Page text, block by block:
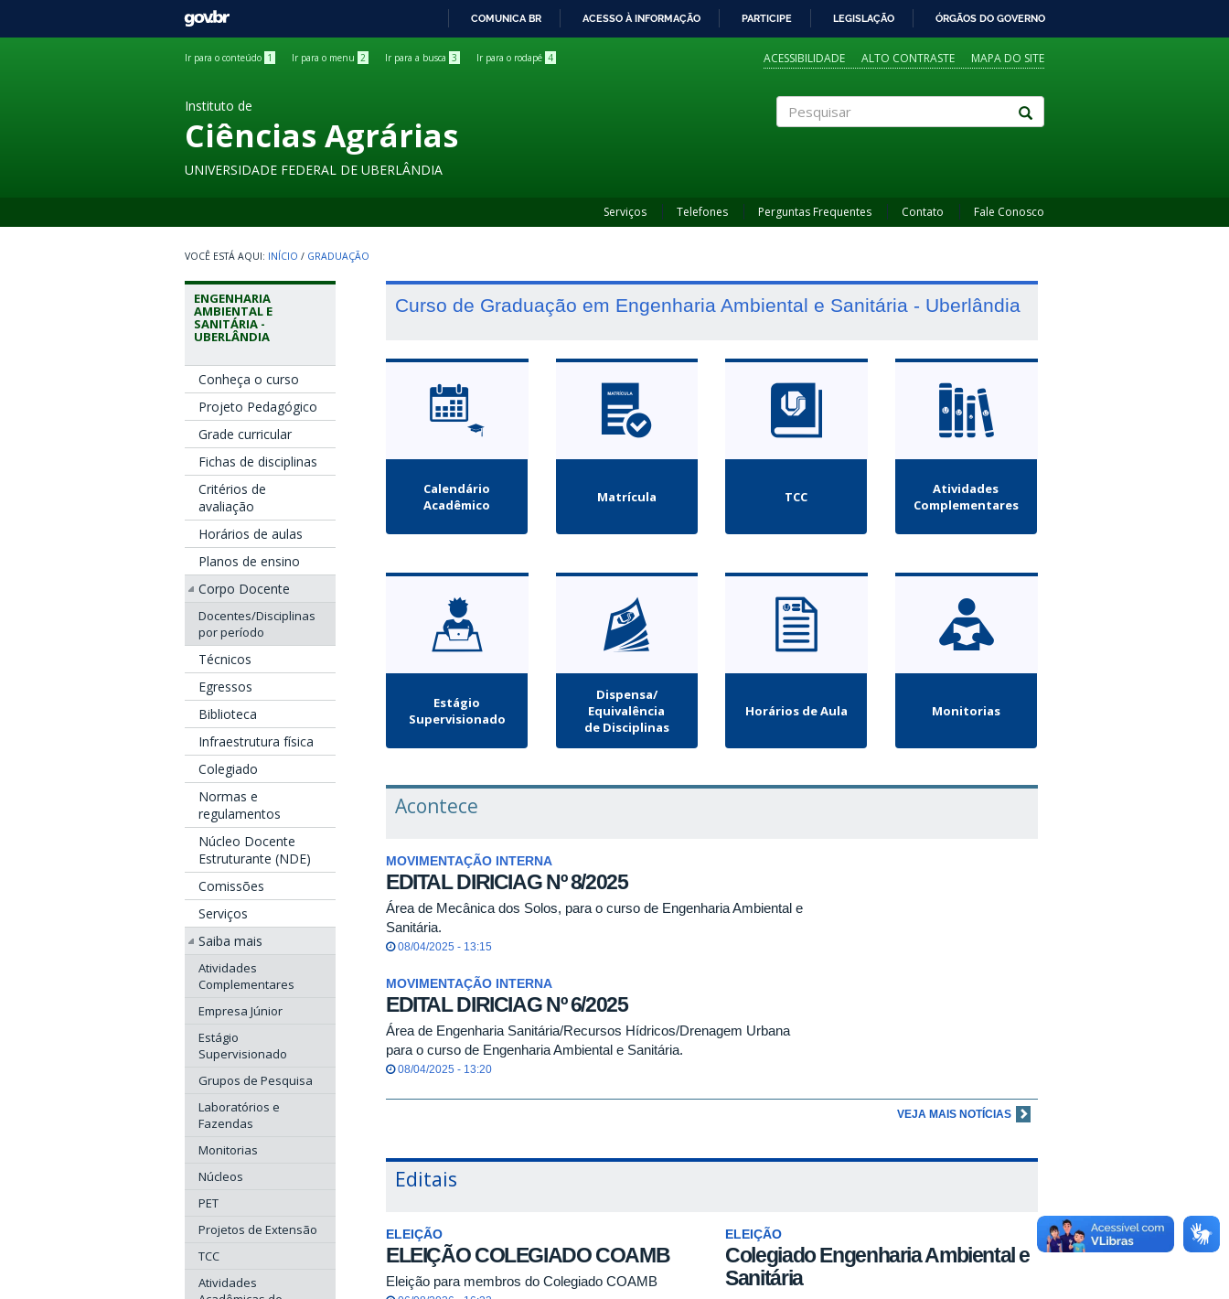
GOVBR
COMUNICA BR ACESSO À INFORMAÇÃO PARTICIPE LEGISLAÇÃO ÓRGÃOS DO GOVERNO
Ir para o conteúdo 1 Ir para o menu 2 Ir para a busca 3 Ir para o rodapé 4 ACESSIBILIDADE ALTO CONTRASTE MAPA DO SITE
Instituto de
Ciências Agrárias
UNIVERSIDADE FEDERAL DE UBERLÂNDIA
Serviços Telefones Perguntas Frequentes Contato Fale Conosco
INÍCIO / GRADUAÇÃO
ENGENHARIA
AMBIENTAL E
SANITÁRIA -
UBERLÂNDIA
Conheça o curso
Projeto Pedagógico
Grade curricular
Fichas de disciplinas
Critérios de
avaliação
Horários de aulas
Planos de ensino
Corpo Docente
Docentes/Disciplinas
por período
Técnicos
Egressos
Biblioteca
Infraestrutura física
Colegiado
Normas e
regulamentos
Núcleo Docente
Estruturante (NDE)
Comissões
Serviços
Saiba mais
Atividades
Complementares
Empresa Júnior
Estágio
Supervisionado
Grupos de Pesquisa
Laboratórios e
Fazendas
Monitorias
Núcleos
PET
Projetos de Extensão
TCC
Atividades
Curso de Graduação em Engenharia Ambiental e Sanitária - Uberlândia
Calendário
Acadêmico
Matrícula TCC
Atividades
Complementares
Estágio
Supervisionado
Dispensa/
Equivalência
de Disciplinas
Horários de Aula Monitorias
Acontece
MOVIMENTAÇÃO INTERNA
EDITAL DIRICIAG Nº 8/2025
Área de Mecânica dos Solos, para o curso de Engenharia Ambiental e
Sanitária.
08/04/2025 - 13:15
MOVIMENTAÇÃO INTERNA
EDITAL DIRICIAG Nº 6/2025
Área de Engenharia Sanitária/Recursos Hídricos/Drenagem Urbana
para o curso de Engenharia Ambiental e Sanitária.
08/04/2025 - 13:20
VEJA MAIS NOTÍCIAS
Editais
ELEIÇÃO
ELEIÇÃO COLEGIADO COAMB
Eleição para membros do Colegiado COAMB
ELEIÇÃO
Colegiado Engenharia Ambiental e
Sanitária